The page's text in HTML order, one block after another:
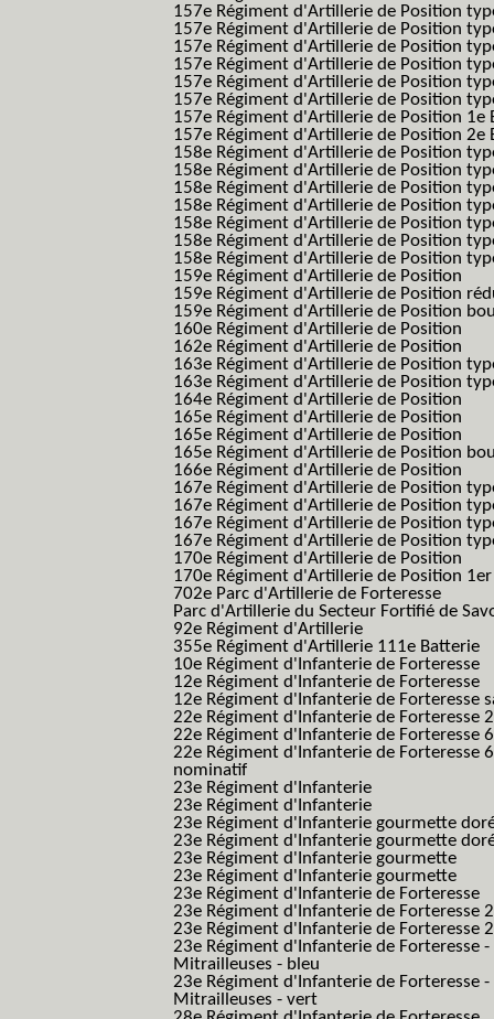
157e Régiment d'Artillerie de Position
157e Régiment d'Artillerie de Position
157e Régiment d'Artillerie de Position
157e Régiment d'Artillerie de Position
157e Régiment d'Artillerie de Position
157e Régiment d'Artillerie de Position
157e Régiment d'Artillerie de Position 1e
157e Régiment d'Artillerie de Position 2e
158e Régiment d'Artillerie de Position
158e Régiment d'Artillerie de Position
158e Régiment d'Artillerie de Position
158e Régiment d'Artillerie de Position
158e Régiment d'Artillerie de Position
158e Régiment d'Artillerie de Position
158e Régiment d'Artillerie de Position
159e Régiment d'Artillerie de Position
159e Régiment d'Artillerie de Position
159e Régiment d'Artillerie de Position
160e Régiment d'Artillerie de Position
162e Régiment d'Artillerie de Position
163e Régiment d'Artillerie de Position
163e Régiment d'Artillerie de Position
164e Régiment d'Artillerie de Position
165e Régiment d'Artillerie de Position
165e Régiment d'Artillerie de Position
165e Régiment d'Artillerie de Position
166e Régiment d'Artillerie de Position
167e Régiment d'Artillerie de Position
167e Régiment d'Artillerie de Position
167e Régiment d'Artillerie de Position
167e Régiment d'Artillerie de Position
170e Régiment d'Artillerie de Position
170e Régiment d'Artillerie de Position
702e Parc d'Artillerie de Forteresse
Parc d'Artillerie du Secteur Fortifié de
92e Régiment d'Artillerie
355e Régiment d'Artillerie 111e Batterie
10e Régiment d'Infanterie de Forteresse
12e Régiment d'Infanterie de Forteresse
12e Régiment d'Infanterie de Forteresse
22e Régiment d'Infanterie de Forteresse
22e Régiment d'Infanterie de Forteresse
22e Régiment d'Infanterie de Forteresse
nominatif
23e Régiment d'Infanterie
23e Régiment d'Infanterie
23e Régiment d'Infanterie gourmette
23e Régiment d'Infanterie gourmette
23e Régiment d'Infanterie gourmette
23e Régiment d'Infanterie gourmette
23e Régiment d'Infanterie de Forteresse
23e Régiment d'Infanterie de Forteresse
23e Régiment d'Infanterie de Forteresse
23e Régiment d'Infanterie de Forteresse
Mitrailleuses - bleu
23e Régiment d'Infanterie de Forteresse
Mitrailleuses - vert